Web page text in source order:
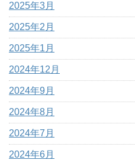
2025年3月
2025年2月
2025年1月
2024年12月
2024年9月
2024年8月
2024年7月
2024年6月